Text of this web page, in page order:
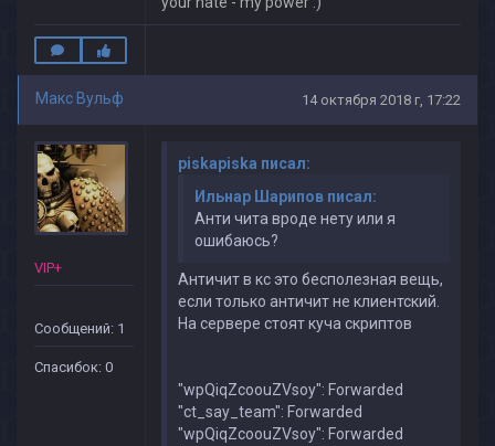
Макс Вульф 14 октября 2018 г, 17:22
VIP+
Сообщений: 1
Спасибок: 0
piskapiska писал:
Ильнар Шарипов писал:
Анти чита вроде нету или я
ошибаюсь?
Античит в кс это бесполезная вещь,
если только античит не клиентский.
На сервере стоят куча скриптов
"wpQiqZcoouZVsoy": Forwarded
"ct_say_team": Forwarded
"wpQiqZcoouZVsoy": Forwarded